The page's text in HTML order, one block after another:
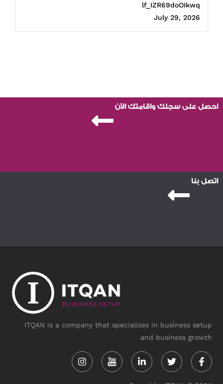
lf_IZR69doOIkwq
July 29, 2026
احصل على سجلك واقامتك الآن
اتصل بنا
ITQAN is a company that specializes in business setup
and business growth
in f